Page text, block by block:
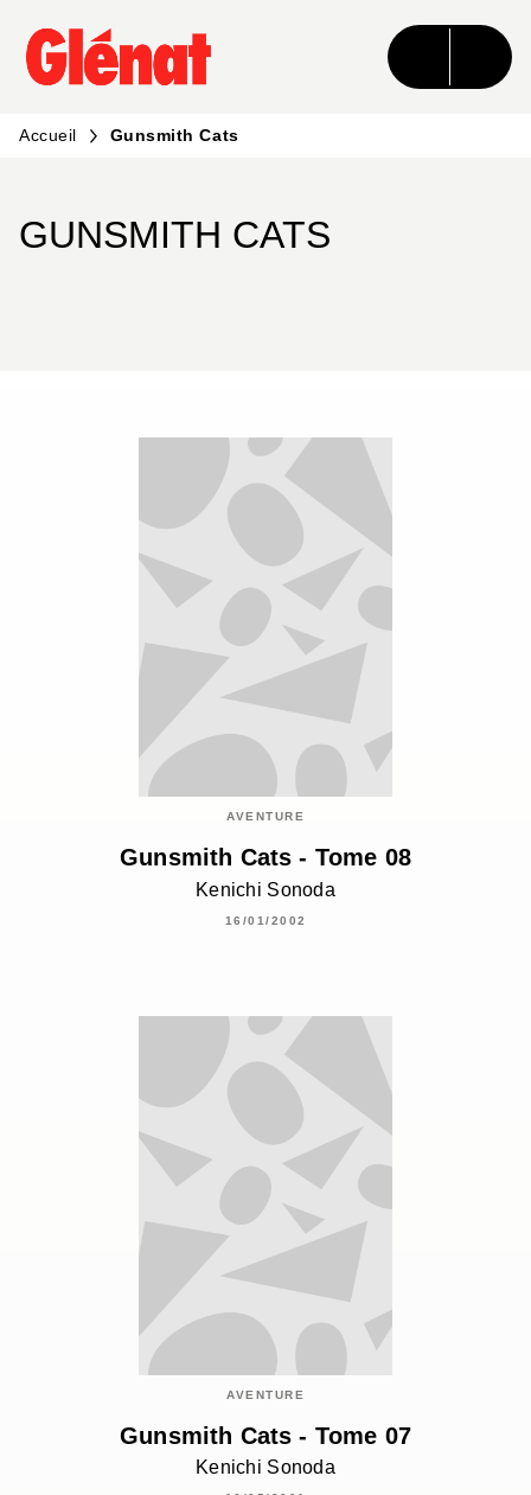
MENU RECHERCHE CONTENU
PIED DE PAGE
Accueil Gunsmith Cats
GUNSMITH CATS
AVENTURE
Gunsmith Cats - Tome 08
Kenichi Sonoda
16/01/2002
AVENTURE
Gunsmith Cats - Tome 07
Kenichi Sonoda